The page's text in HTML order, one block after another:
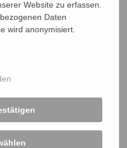
Website zu erfassen.
Daten
wird anonymisiert.